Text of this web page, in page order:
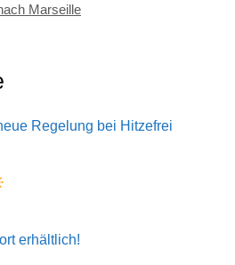
Marseille
Regelung bei Hitzefrei
erhältlich!